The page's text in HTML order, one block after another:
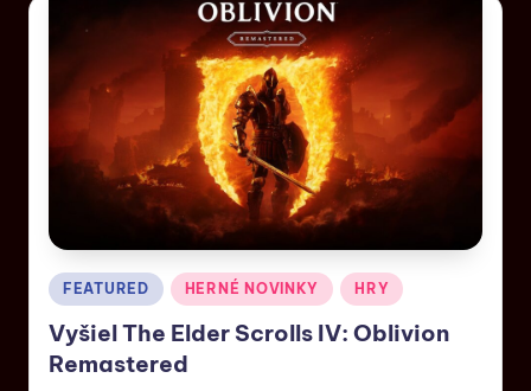
FEATURED HERNÉ NOVINKY HRY
Vyšiel The Elder Scrolls IV: Oblivion
Remastered